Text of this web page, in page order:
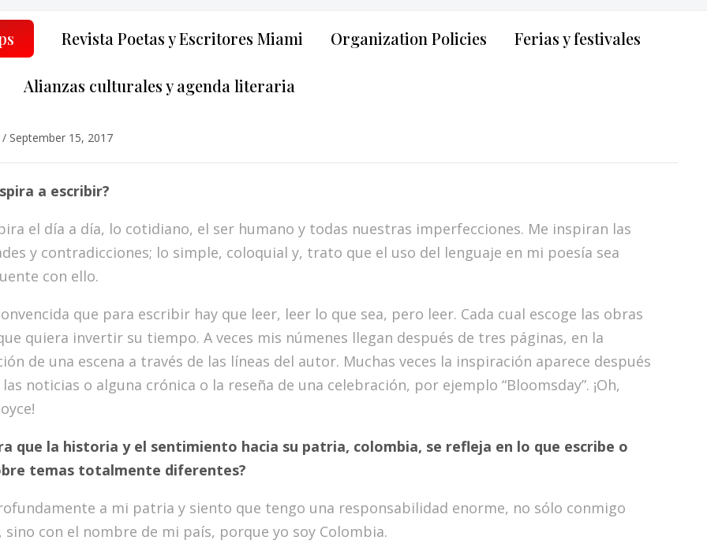
Revista Poetas y Escritores Miami Organization Policies Ferias y festivales
Alianzas culturales y agenda literaria
September 15, 2017
a escribir?
el día a día, lo cotidiano, el ser humano y todas nuestras imperfecciones. Me inspiran las
y contradicciones; lo simple, coloquial y, trato que el uso del lenguaje en mi poesía sea
con ello.
que para escribir hay que leer, leer lo que sea, pero leer. Cada cual escoge las obras
quiera invertir su tiempo. A veces mis númenes llegan después de tres páginas, en la
de una escena a través de las líneas del autor. Muchas veces la inspiración aparece después
noticias o alguna crónica o la reseña de una celebración, por ejemplo “Bloomsday”. ¡Oh,
que la historia y el sentimiento hacia su patria, colombia, se refleja en lo que escribe o
temas totalmente diferentes?
a mi patria y siento que tengo una responsabilidad enorme, no sólo conmigo
sino con el nombre de mi país, porque yo soy Colombia.